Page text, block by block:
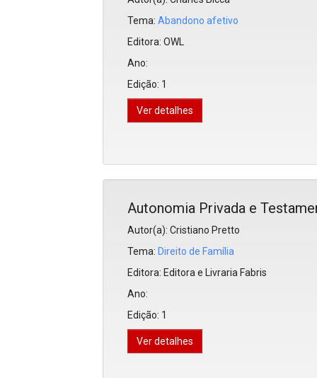
Tema: Abandono afetivo
Editora: OWL
Ano:
Edição: 1
Ver detalhes
Autonomia Privada e
Autor(a): Cristiano Pretto
Tema: Direito de Família
Editora: Editora e Livraria Fabris
Ano:
Edição: 1
Ver detalhes